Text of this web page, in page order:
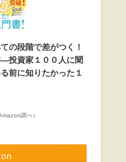
の段階で差がつく！
投資家１００人に聞
前に知りたかった１
調べ）